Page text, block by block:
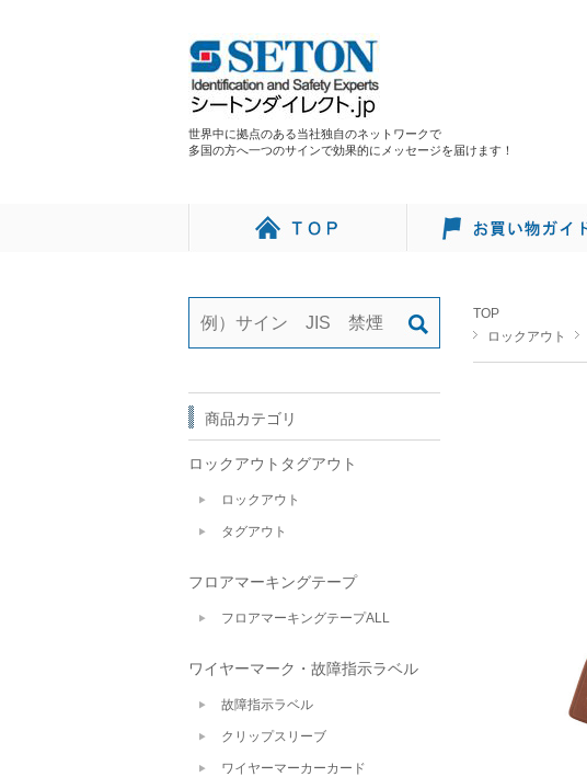
世界中に拠点のある当社独自のネットワークで
多国の方へ一つのサインで効果的にメッセージを届けます！
TOP
ロックアウト
商品カテゴリ
ロックアウトタグアウト
ロックアウト
タグアウト
フロアマーキングテープ
フロアマーキングテープALL
ワイヤーマーク・故障指示ラベル
故障指示ラベル
クリップスリーブ
ワイヤーマーカーカード